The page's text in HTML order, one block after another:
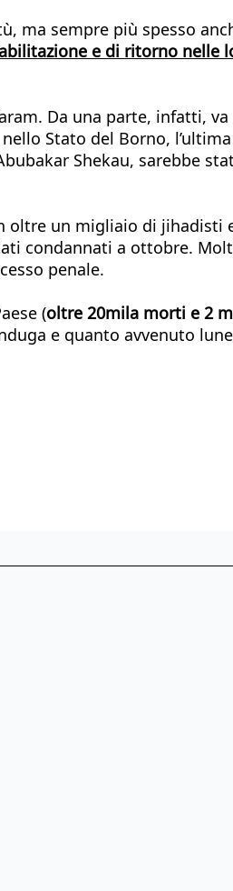
ma sempre più spesso
e di ritorno nelle
Da una parte, infatti,
Stato del Borno,
Shekau, sarebbe
oltre un migliaio di jihadisti
condannati a ottobre.
penale.
(oltre 20mila morti e 2
e quanto avvenuto